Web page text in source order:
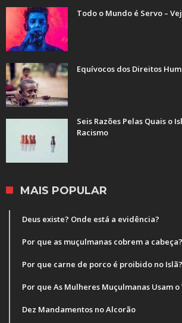
Todo o Mundo é Servo –
Equívocos dos Direitos
Seis Razões Pelas Quais o
Racismo
MAIS POPULAR
Deus existe? Onde está a evidência?
Por que as muçulmanas cobrem a cabeça?
Por que carne de porco é proibido no Islã?
Por que As Mulheres Muçulmanas Usam o
Dez Mandamentos no Alcorão